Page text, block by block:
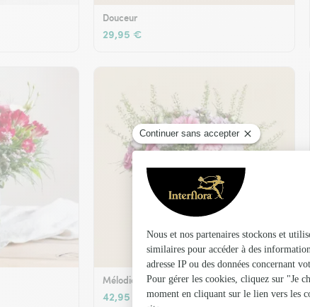
Douceur
29,95 €
Mélodie et son vase offert
42,95 €